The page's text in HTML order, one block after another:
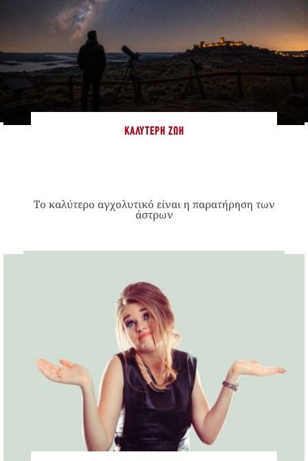
ΚΑΛΎΤΕΡΗ ΖΩΉ
Το καλύτερο αγχολυτικό είναι η παρατήρηση των
άστρων